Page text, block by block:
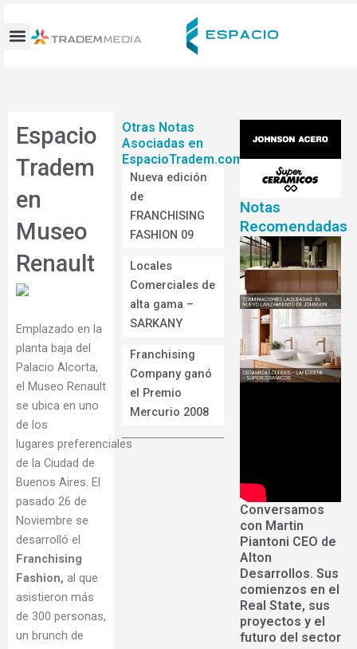
contenido
Espacio
Tradem
en
Museo
Renault
Emplazado en la
planta baja del
Palacio Alcorta,
el Museo Renault
se ubica en uno
de los
lugares preferenciales
de la Ciudad de
Buenos Aires. El
pasado 26 de
Noviembre se
desarrolló el
Franchising
Fashion, al que
asistieron más
de 300 personas,
un brunch de
Otras Notas
Asociadas en
EspacioTradem.com
Nueva edición
de
FRANCHISING
FASHION 09
Locales
Comerciales de
alta gama –
SARKANY
Franchising
Company ganó
el Premio
Mercurio 2008
Notas
Recomendadas
Conversamos
con Martin
Piantoni CEO de
Alton
Desarrollos. Sus
comienzos en el
Real State, sus
proyectos y el
futuro del sector